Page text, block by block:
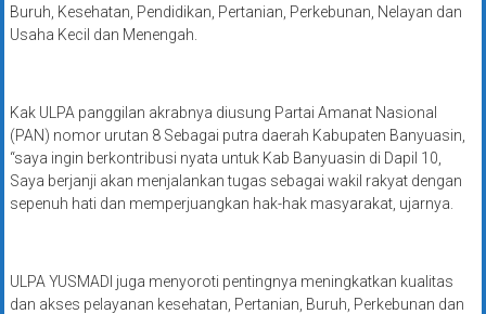
Buruh, Kesehatan, Pendidikan, Pertanian, Perkebunan, Nelayan dan
Usaha Kecil dan Menengah.
Kak ULPA panggilan akrabnya diusung Partai Amanat Nasional
(PAN) nomor urutan 8 Sebagai putra daerah Kabupaten Banyuasin,
“saya ingin berkontribusi nyata untuk Kab Banyuasin di Dapil 10,
Saya berjanji akan menjalankan tugas sebagai wakil rakyat dengan
sepenuh hati dan memperjuangkan hak-hak masyarakat, ujarnya.
ULPA YUSMADI juga menyoroti pentingnya meningkatkan kualitas
dan akses pelayanan kesehatan, Pertanian, Buruh, Perkebunan dan